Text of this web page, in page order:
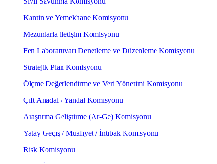
Kantin ve Yemekhane Komisyonu
Mezunlarla iletişim Komisyonu
Fen Laboratuvarı Denetleme ve Düzenleme Komisyonu
Stratejik Plan Komisyonu
Ölçme Değerlendirme ve Veri Yönetimi Komisyonu
Çift Anadal / Yandal Komisyonu
Araştırma Geliştirme (Ar-Ge) Komisyonu
Yatay Geçiş / Muafiyet / İntibak Komisyonu
Risk Komisyonu